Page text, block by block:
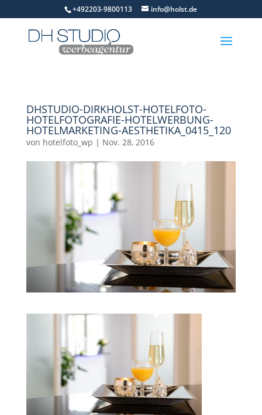
+492203-9800113 info@holst.de
DHSTUDIO-DIRKHOLST-HOTELFOTO-
HOTELFOTOGRAFIE-HOTELWERBUNG-
HOTELMARKETING-AESTHETIKA_0415_120
von hotelfoto_wp | Nov. 28, 2016